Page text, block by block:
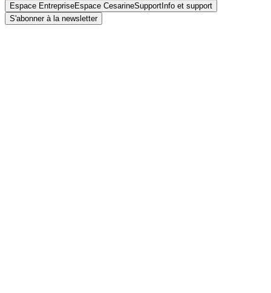
Espace EntrepriseEspace CesarineSupport Info et support
S'abonner à la newsletter